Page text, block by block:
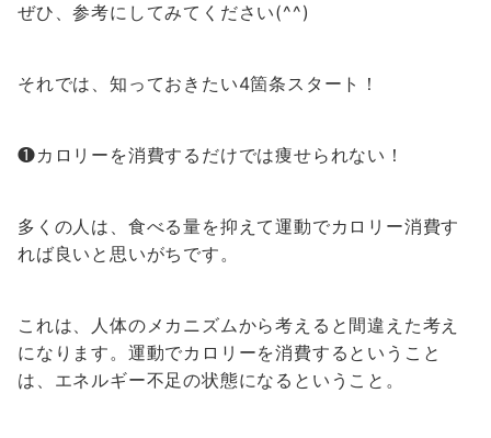
ぜひ、参考にしてみてください(^^)
それでは、知っておきたい4箇条スタート！
❶カロリーを消費するだけでは痩せられない！
多くの人は、食べる量を抑えて運動でカロリー消費す
れば良いと思いがちです。
これは、人体のメカニズムから考えると間違えた考え
になります。運動でカロリーを消費するということ
は、エネルギー不足の状態になるということ。